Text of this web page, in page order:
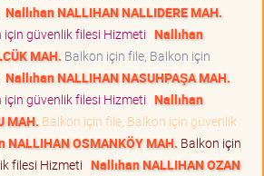
Nallıhan NALLIHAN NALLIDERE MAH.
güvenlik filesi Hizmeti Nallıhan
MAH. Balkon için file, Balkon için
Nallıhan NALLIHAN NASUHPAŞA MAH.
güvenlik filesi Hizmeti Nallıhan
MAH. Balkon için file, Balkon için güvenlik
NALLIHAN OSMANKÖY MAH. Balkon için
filesi Hizmeti Nallıhan NALLIHAN OZAN